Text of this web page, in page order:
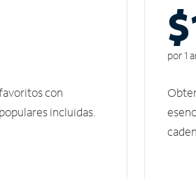
con
incluidas.
por 1